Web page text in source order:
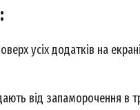
News Week
усіх додатків на
від запаморочення в